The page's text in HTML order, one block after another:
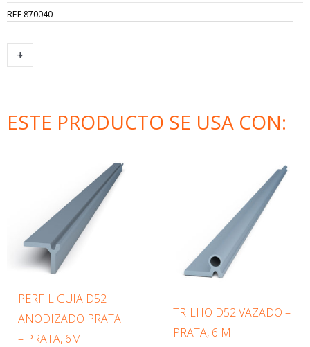
REF 870040
-
KIT
D52MC
PORTA
+
ESTE PRODUCTO SE USA CON:
PERFIL GUIA D52
ANODIZADO PRATA
– PRATA, 6M
TRILHO D52 VAZADO –
PRATA, 6 M